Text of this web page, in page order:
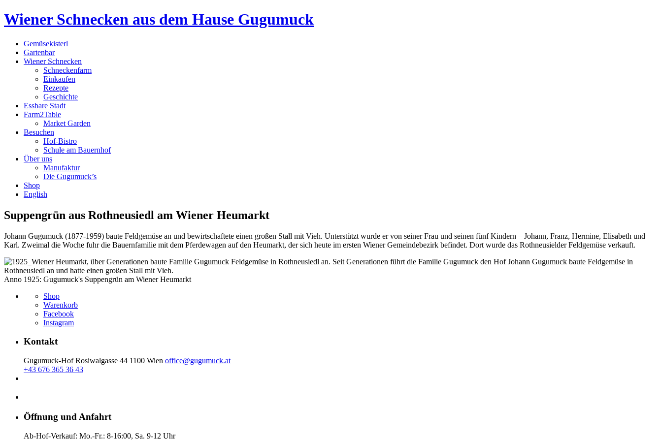
Wiener Schnecken aus dem Hause Gugumuck
Gemüsekisterl
Gartenbar
Wiener Schnecken
Schneckenfarm
Einkaufen
Rezepte
Geschichte
Essbare Stadt
Farm2Table
Market Garden
Besuchen
Hof-Bistro
Schule am Bauernhof
Über uns
Manufaktur
Die Gugumuck’s
Shop
English
Suppengrün aus Rothneusiedl am Wiener Heumarkt
Johann Gugumuck (1877-1959) baute Feldgemüse an und bewirtschaftete einen großen Stall mit Vieh. Unterstützt wurde er von seiner Frau und seinen fünf Kindern – Johann, Franz, Hermine, Elisabeth und
Karl. Zweimal die Woche fuhr die Bauernfamilie mit dem Pferdewagen auf den Heumarkt, der sich heute im ersten Wiener Gemeindebezirk befindet. Dort wurde das Rothneusielder Feldgemüse verkauft.
Anno 1925: Gugumuck's Suppengrün am Wiener Heumarkt
Shop
Warenkorb
Facebook
Instagram
Kontakt
Gugumuck-Hof Rosiwalgasse 44 1100 Wien office@gugumuck.at
+43 676 365 36 43
Öffnung und Anfahrt
Ab-Hof-Verkauf: Mo.-Fr.: 8-16:00, Sa. 9-12 Uhr